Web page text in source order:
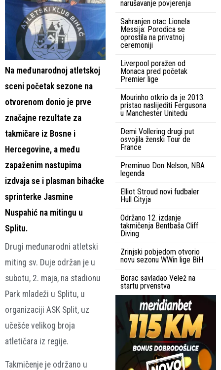
Na međunarodnoj atletskoj
sceni početak sezone na
otvorenom donio je prve
značajne rezultate za
takmičare iz Bosne i
Hercegovine, a među
zapaženim nastupima
izdvaja se i plasman bihaćke
sprinterke Jasmine
Nuspahić na mitingu u
Splitu.
Drugi međunarodni atletski
miting sv. Duje održan je u
subotu, 2. maja, na stadionu
Park mladeži u Splitu, u
organizaciji ASK Split, uz
učešće velikog broja
atletičara iz regije.
Takmičenje je održano u
narušavanje povjerenja
Sahranjen otac Lionela
Messija: Porodica se
oprostila na privatnoj
ceremoniji
Liverpool poražen od
Monaca pred početak
Premier lige
Mourinho otkrio da je 2013.
pristao naslijediti Fergusona
u Manchester Unitedu
Demi Vollering drugi put
osvojila ženski Tour de
France
Preminuo Don Nelson, NBA
legenda
Elliot Stroud novi fudbaler
Hull Cityja
Održano 12. izdanje
takmičenja Bentbaša Cliff
Diving
Zrinjski pobjedom otvorio
novu sezonu WWin lige BiH
Borac savladao Velež na
startu prvenstva